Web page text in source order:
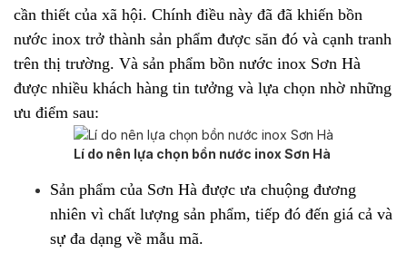
cần thiết của xã hội. Chính điều này đã đã khiến bồn
nước inox trở thành sản phẩm được săn đó và cạnh tranh
trên thị trường. Và sản phẩm bồn nước inox Sơn Hà
được nhiều khách hàng tin tưởng và lựa chọn nhờ những
ưu điểm sau:
Lí do nên lựa chọn bồn nước inox Sơn Hà
Sản phẩm của Sơn Hà được ưa chuộng đương
nhiên vì chất lượng sản phẩm, tiếp đó đến giá cả và
sự đa dạng về mẫu mã.